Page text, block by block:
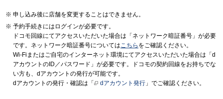
申し込み後に店舗を変更することはできません。
予約手続きにはログインが必要です。
ドコモ回線にてアクセスいただいた場合は「ネットワーク暗証番号」が必要
です。ネットワーク暗証番号についてはこちら をご確認ください。
Wi-Fiまたはご自宅のインターネット環境にてアクセスいただいた場合は「d
アカウントのID／パスワード」が必要です。ドコモの契約回線をお持ちでな
い方も、dアカウントの発行が可能です。
dアカウントの発行・確認は「
dアカウント発行 」でご確認ください。